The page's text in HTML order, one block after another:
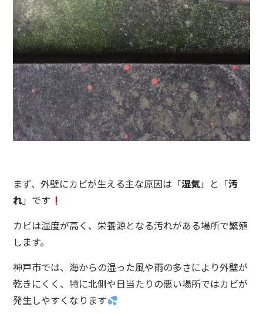
まず、外壁にカビが生える主な原因は「湿気」と「汚
れ」です
カビは湿度が高く、栄養源となる汚れがある場所で繁殖
します。
神戸市では、海からの湿った風や雨の多さにより外壁が
乾きにくく、特に北側や日当たりの悪い場所ではカビが
発生しやすくなります